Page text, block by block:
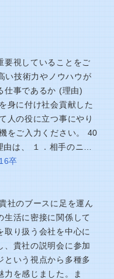
要視していることをご
い技術力やノウハウが
事であるか (理由)
身に付け社会貢献した
人の役に立つ事にやり
をご入力ください。 40
由は、 １．相手のニ…
卒
社のブースに足を運ん
生活に密接に関係して
取り扱う会社を中心に
、貴社の説明会に参加
という視点から多種多
力を感じました。ま